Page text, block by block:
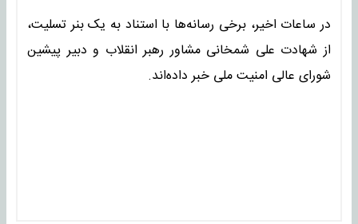
در ساعات اخیر، برخی رسانه‌ها با استناد به یک بنر تسلیت،
از شهادت علی شمخانی مشاور رهبر انقلاب و دبیر پیشین
شورای عالی امنیت ملی خبر داده‌اند.